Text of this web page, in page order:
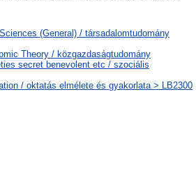
(General) / társadalomtudomány
Theory / közgazdaságtudomány
secret benevolent etc / szociális
/ oktatás elmélete és gyakorlata > LB2300